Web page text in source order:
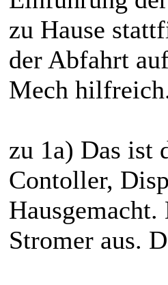
zu Hause
der Abfahrt
Mech
zu 1a) Das ist
Contoller,
Stromer aus.